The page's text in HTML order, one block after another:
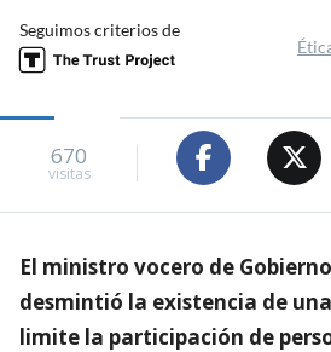
Seguimos criterios de
670
visitas
El ministro vocero de
desmintió la existencia de
limite la participación de